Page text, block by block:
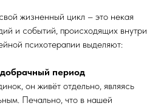
жизненный цикл – это некая
и событий, происходящих внутри
психотерапии выделяют:
период
он живёт отдельно, являясь
Печально, что в нашей